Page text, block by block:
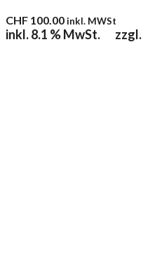
CHF 100.00inkl. MWSt
inkl. 8.1 % MwSt. zzgl.